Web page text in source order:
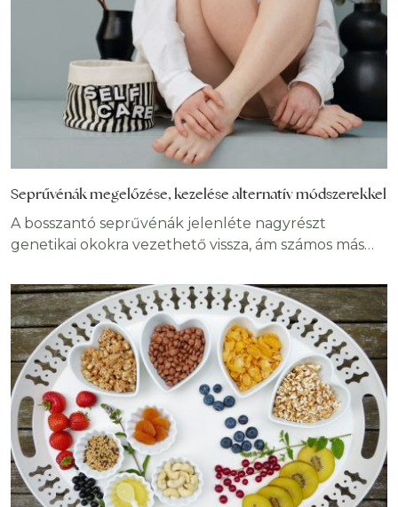
Seprűvénák megelőzése, kezelése alternatív módszerekkel
A bosszantó seprűvénák jelenléte nagyrészt
genetikai okokra vezethető vissza, ám számos más
okán is kellemetlen betegség, a különböző
egészségügyi problémák, melyek a hajszálér-
tágulatokat követik már igen veszélyesek is
lehetnek. Cikkünkből kiderül, hogyan előzhetjük
meg a kialakulását, valamint milyen kezelési
lehetőségek állhatnak rendelkezésünkre. Mik a
seprűvénák? A szív és